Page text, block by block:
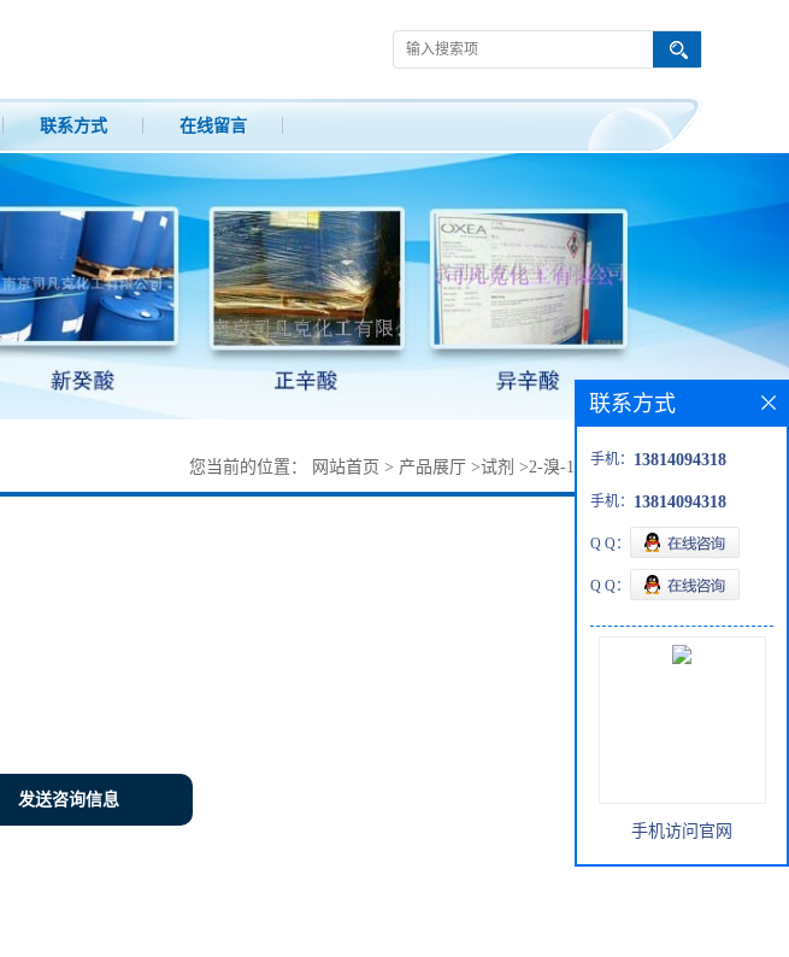
联系方式 在线留言
您当前的位置： 网站首页 > 产品展厅 >试剂 >2-溴-1-环丙基乙烷-1-酮
发送咨询信息
联系方式
手机： 13814094318
手机： 13814094318
Q Q：
Q Q：
手机访问官网